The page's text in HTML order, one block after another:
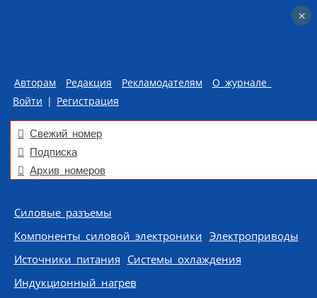
Авторам Редакция Рекламодателям
О журнале
Войти | Регистрация
Свежий номер
Подписка
Архив номеров
Skip to content
Силовые разъемы
Компоненты силовой электроники Электроприводы
Источники питания Системы охлаждения
Индукционный нагрев
×
×